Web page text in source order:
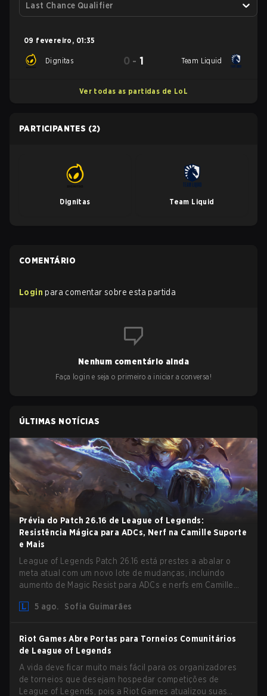
Last Chance Qualifier
09 fevereiro , 01:35
Dignitas 0 -1 Team Liquid
Ver todas as partidas de LoL
PARTICIPANTES (2)
Dignitas Team Liquid
COMENTÁRIO
Login para comentar sobre esta partida
Nenhum comentário ainda
Faça login e seja o primeiro a iniciar a conversa!
ÚLTIMAS NOTÍCIAS
Prévia do Patch 26.16 de League of Legends:
Resistência Mágica para ADCs, Nerf na Camille Suporte
e Mais
League of Legends Patch 26.16 está prestes a abalar o
meta atual com um novo lote de mudanças, incluindo
aumento de Magic Resist para ADCs e nerfs em Camille
5 ago.
Sofia Guimarães
Riot Games Abre Portas para Torneios Comunitários
de League of Legends
A vida deve ficar muito mais fácil para os organizadores
de torneios que desejam hospedar competições de
League of Legends, pois a Riot Games atualizou suas